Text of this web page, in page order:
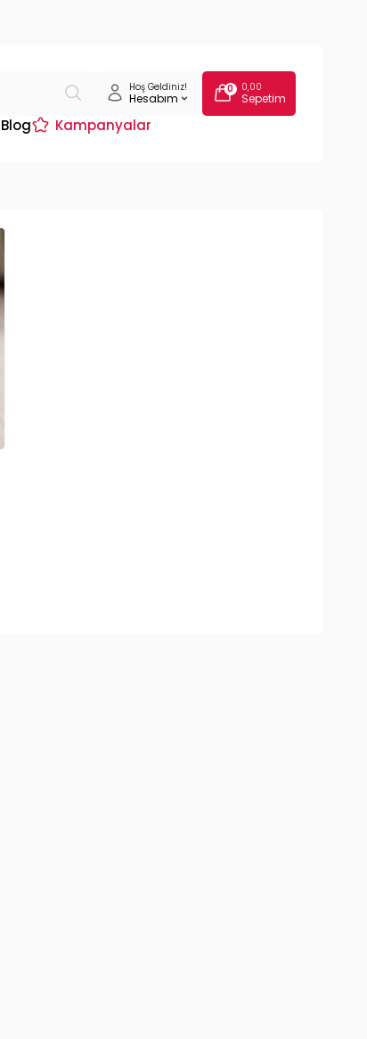
Hoş Geldiniz!
Hesabım
0 0,00
Sepetim
Blog Kampanyalar